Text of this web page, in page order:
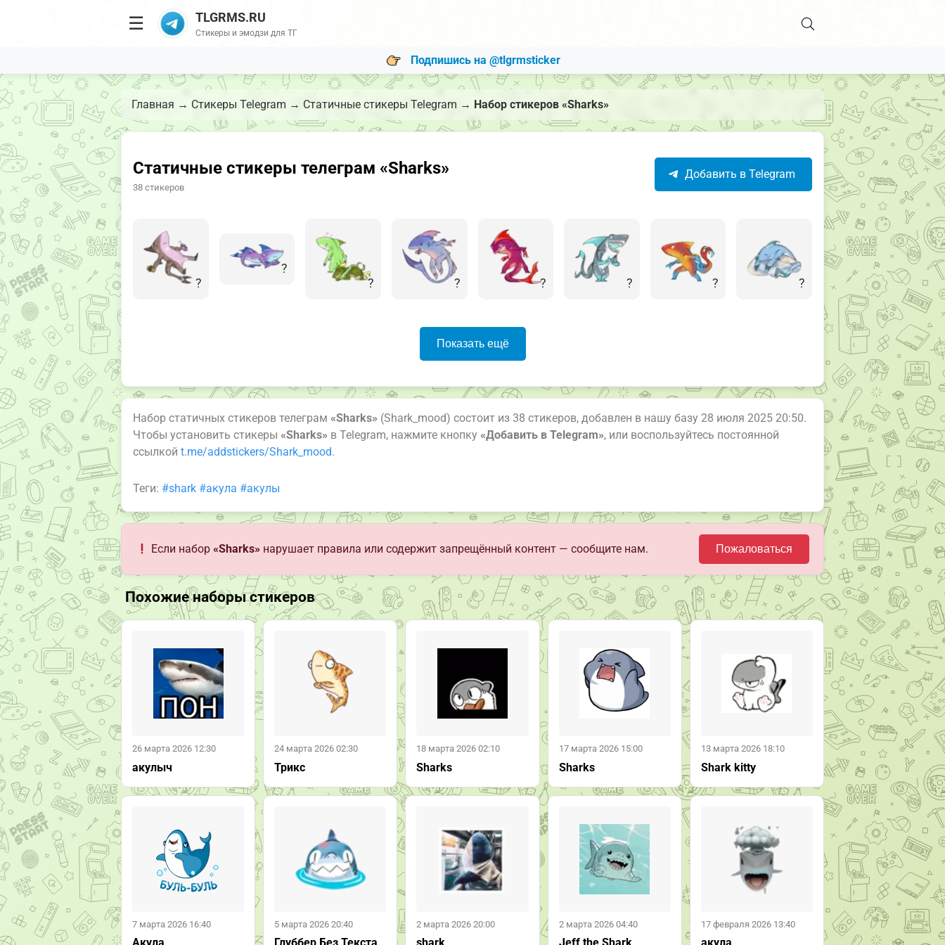
☰ TLGRMS.RU
Стикеры и эмодзи для ТГ
Подпишись на @tlgrmsticker
Главная → Стикеры Telegram → Статичные стикеры Telegram → Набор стикеров «Sharks»
Статичные стикеры телеграм «Sharks»
38 стикеров
Добавить в Telegram
?
?
?
? ? ? ? ?
Показать ещё
Набор статичных стикеров телеграм «Sharks» (Shark_mood) состоит из 38 стикеров, добавлен в нашу базу 28 июля 2025 20:50.
Чтобы установить стикеры «Sharks» в Telegram, нажмите кнопку «Добавить в Telegram», или воспользуйтесь постоянной
ссылкой t.me/addstickers/Shark_mood.
Теги: #shark #акула #акулы
Если набор«Sharks» нарушает правила или содержит запрещённый контент — сообщите нам. Пожаловаться
Похожие наборы стикеров
26 марта 2026 12:30
акулыч
24 марта 2026 02:30
Трикс
18 марта 2026 02:10
Sharks
17 марта 2026 15:00
Sharks
13 марта 2026 18:10
Shark kitty
7 марта 2026 16:40 5 марта 2026 20:40 2 марта 2026 20:00 2 марта 2026 04:40 17 февраля 2026 13:40